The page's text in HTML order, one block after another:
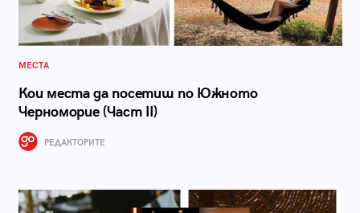
МЕСТА
Кои места да посетиш по Южното
Черноморие (Част II)
РЕДАКТОРИТЕ